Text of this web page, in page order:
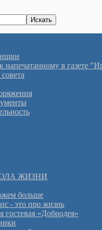
напечатанному в газете
ЖИЗНИ
больше
- это про жизнь
гостевая «Добродея»